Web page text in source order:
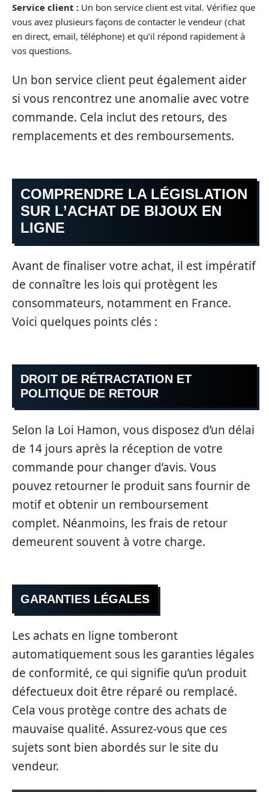
Service client : Un bon service client est vital. Vérifiez que
vous avez plusieurs façons de contacter le vendeur (chat
en direct, email, téléphone) et qu’il répond rapidement à
vos questions.
Un bon service client peut également aider
si vous rencontrez une anomalie avec votre
commande. Cela inclut des retours, des
remplacements et des remboursements.
COMPRENDRE LA LÉGISLATION
SUR L’ACHAT DE BIJOUX EN
LIGNE
Avant de finaliser votre achat, il est impératif
de connaître les lois qui protègent les
consommateurs, notamment en France.
Voici quelques points clés :
DROIT DE RÉTRACTATION ET
POLITIQUE DE RETOUR
Selon la Loi Hamon, vous disposez d’un délai
de 14 jours après la réception de votre
commande pour changer d’avis. Vous
pouvez retourner le produit sans fournir de
motif et obtenir un remboursement
complet. Néanmoins, les frais de retour
demeurent souvent à votre charge.
GARANTIES LÉGALES
Les achats en ligne tomberont
automatiquement sous les garanties légales
de conformité, ce qui signifie qu’un produit
défectueux doit être réparé ou remplacé.
Cela vous protège contre des achats de
mauvaise qualité. Assurez-vous que ces
sujets sont bien abordés sur le site du
vendeur.